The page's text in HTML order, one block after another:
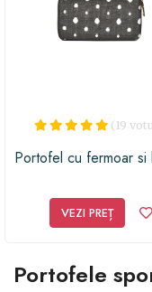
(19
Portofel cu fermoar si
VEZI PREȚ
Portofele